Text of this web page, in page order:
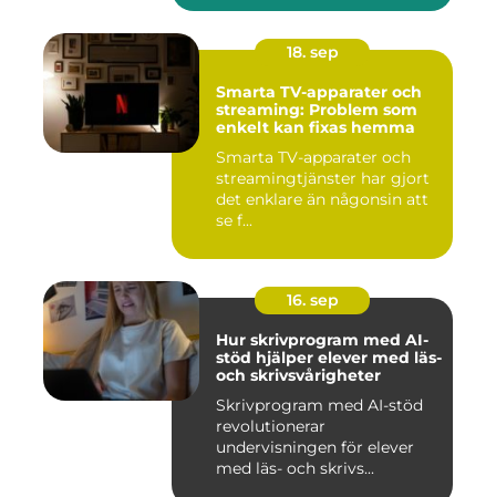
18. sep
Smarta TV-apparater och
streaming: Problem som
enkelt kan fixas hemma
Smarta TV-apparater och
streamingtjänster har gjort
det enklare än någonsin att
se f...
16. sep
Hur skrivprogram med AI-
stöd hjälper elever med läs-
och skrivsvårigheter
Skrivprogram med AI-stöd
revolutionerar
undervisningen för elever
med läs- och skrivs...